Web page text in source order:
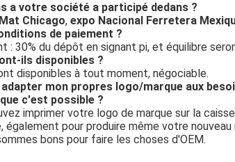
a votre société a participé dedans ?
Chicago, expo Nacional Ferretera
de paiement ?
: 30% du dépôt en signant pi, et équilibre
ils disponibles ?
disponibles à tout moment, négociable.
adapter mon propres logo/marque aux
c'est possible ?
imprimer votre logo de marque sur la
pour produire même votre
bons pour faire les choses d'OEM.